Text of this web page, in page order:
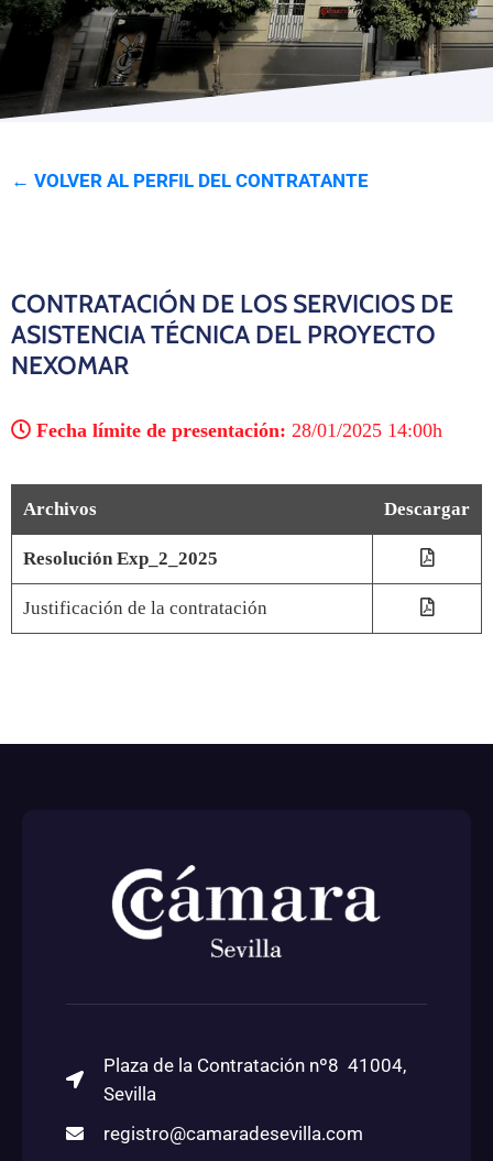
Programas
← VOLVER AL PERFIL DEL CONTRATANTE
CONTRATACIÓN DE LOS SERVICIOS DE
ASISTENCIA TÉCNICA DEL PROYECTO
NEXOMAR
Fecha límite de presentación: 28/01/2025 14:00h
Archivos Descargar
Resolución Exp_2_2025
Justificación de la contratación
Plaza de la Contratación nº8 41004,
Sevilla
registro@camaradesevilla.com